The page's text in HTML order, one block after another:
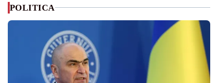
POLITICA